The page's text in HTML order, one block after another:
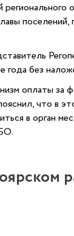
года без
оплаты за
что в
в орган